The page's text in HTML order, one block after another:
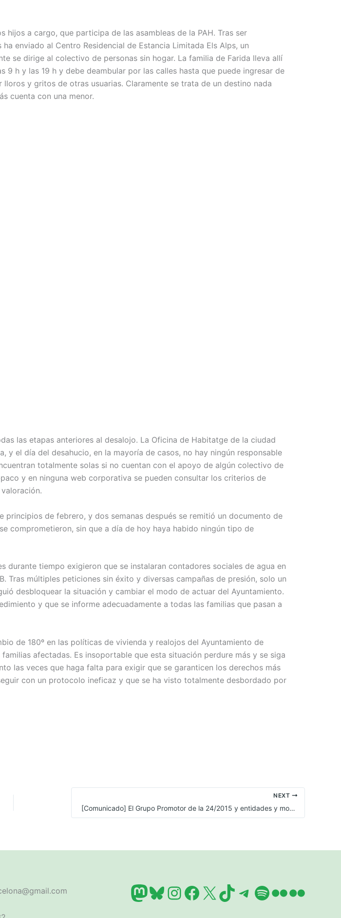
a cargo, que participa de las asambleas de la PAH. Tras ser
enviado al Centro Residencial de Estancia Limitada Els Alps, un
se dirige al colectivo de personas sin hogar. La familia de Farida lleva allí
h y las 19 h y debe deambular por las calles hasta que puede ingresar de
y gritos de otras usuarias. Claramente se trata de un destino nada
cuenta con una menor.
las etapas anteriores al desalojo. La Oficina de Habitatge de la ciudad
el día del desahucio, en la mayoría de casos, no hay ningún responsable
totalmente solas si no cuentan con el apoyo de algún colectivo de
y en ninguna web corporativa se pueden consultar los criterios de
principios de febrero, y dos semanas después se remitió un documento de
comprometieron, sin que a día de hoy haya habido ningún tipo de
durante tiempo exigieron que se instalaran contadores sociales de agua en
múltiples peticiones sin éxito y diversas campañas de presión, solo un
desbloquear la situación y cambiar el modo de actuar del Ayuntamiento.
y que se informe adecuadamente a todas las familias que pasan a
de 180º en las políticas de vivienda y realojos del Ayuntamiento de
afectadas. Es insoportable que esta situación perdure más y se siga
las veces que haga falta para exigir que se garanticen los derechos más
con un protocolo ineficaz y que se ha visto totalmente desbordado por
NEXT
[Comunicado] El Grupo Promotor de la 24/2015 y entidades y movimientos sociales apelamos a que los Jueces a la Administración Pública apliquen la ley sin excusas
Mastodon
Bluesky
Instagram
Facebook
X TikTok
Telegram
Spotify
FlickrFlickr